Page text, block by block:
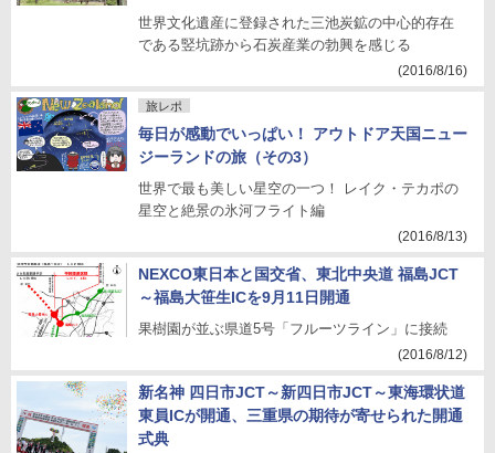
世界文化遺産に登録された三池炭鉱の中心的存在
である竪坑跡から石炭産業の勃興を感じる
(2016/8/16)
旅レポ
毎日が感動でいっぱい！ アウトドア天国ニュー
ジーランドの旅（その3）
世界で最も美しい星空の一つ！ レイク・テカポの
星空と絶景の氷河フライト編
(2016/8/13)
NEXCO東日本と国交省、東北中央道 福島JCT
～福島大笹生ICを9月11日開通
果樹園が並ぶ県道5号「フルーツライン」に接続
(2016/8/12)
新名神 四日市JCT～新四日市JCT～東海環状道
東員ICが開通、三重県の期待が寄せられた開通
式典